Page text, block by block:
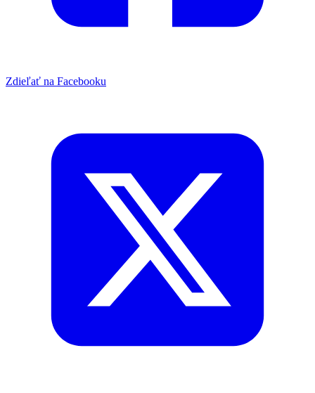
Zdieľať na Facebooku